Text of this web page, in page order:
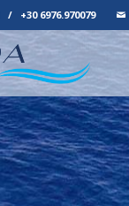
/ +30 6976.970079